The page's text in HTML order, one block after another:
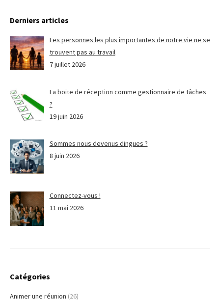
Derniers articles
Les personnes les plus importantes de notre vie ne se
trouvent pas au travail
7 juillet 2026
La boite de réception comme gestionnaire de tâches
?
19 juin 2026
Sommes nous devenus dingues ?
8 juin 2026
Connectez-vous !
11 mai 2026
Catégories
Animer une réunion (26)